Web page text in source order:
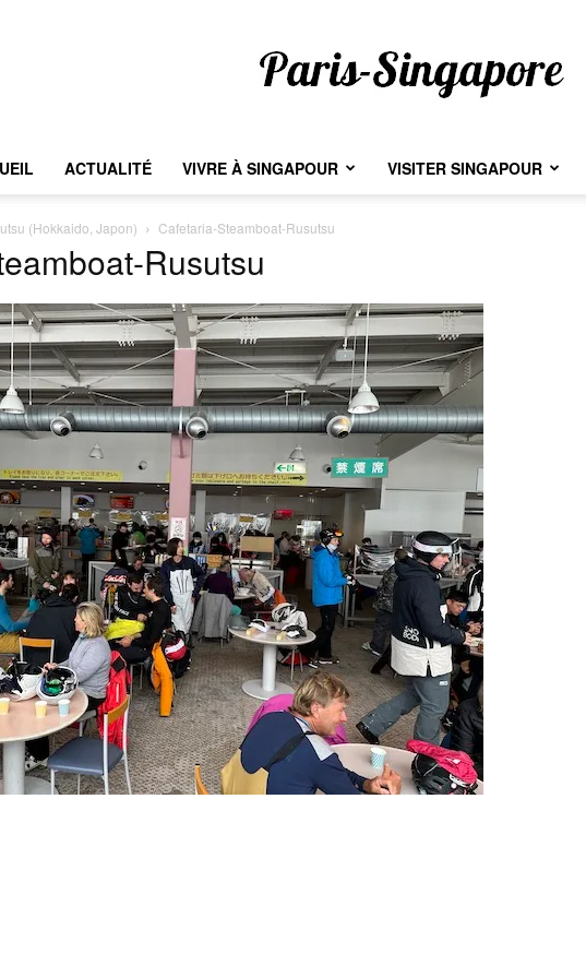
Paris-
Singapore
ACTUALITÉ VIVRE À SINGAPOUR VISITER SINGAPOUR
(Hokkaido, Japon) Cafetaria-Steamboat-Rusutsu
Rusutsu